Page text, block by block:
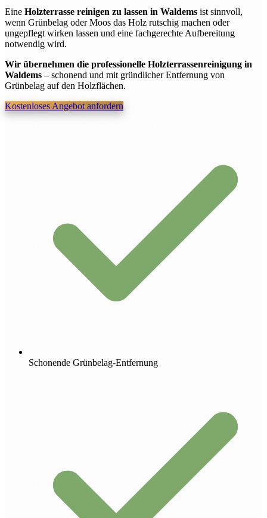
Eine Holzterrasse reinigen zu lassen in Waldems ist sinnvoll,
wenn Grünbelag oder Moos das Holz rutschig machen oder
ungepflegt wirken lassen und eine fachgerechte Aufbereitung
notwendig wird.
Wir übernehmen die professionelle Holzterrassenreinigung in
Waldems– schonend und mit gründlicher Entfernung von
Grünbelag auf den Holzflächen.
Kostenloses Angebot anfordern
Schonende Grünbelag-Entfernung